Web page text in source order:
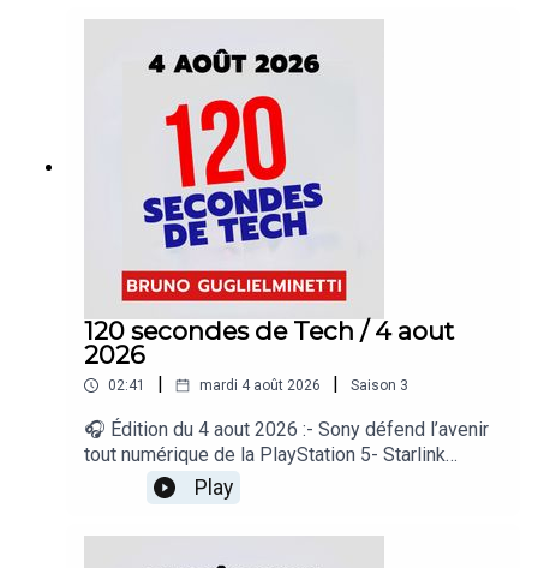
iPhone et Windows- Spotify dépasse les 300
miserait sur la rétrocompatibilité totale« 120
secondes de Tech », un regard sur le quotidien de
l’actualité numérique proposé par Bruno
Guglielminetti Découvrez Micrologic.ca
120 secondes de Tech / 4 aout
2026
02:41 mardi 4 août 2026 Saison 3
🎧 Édition du 4 aout 2026 :- Sony défend l’avenir
tout numérique de la PlayStation 5- Starlink
pousse un pionnier du satellite à la faillite-
Bluesky veut bâtir un réseau social ouvert à
grande échelle- DuckDuckGo lance des lunettes…
Play